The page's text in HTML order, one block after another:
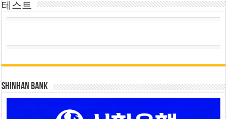
테스트
SHINHAN BANK